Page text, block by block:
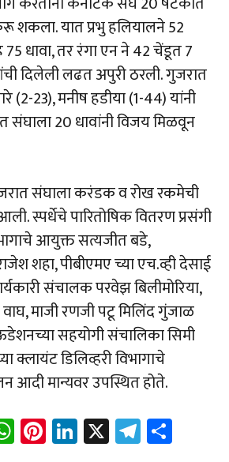
शकला. यात प्रभु हलियालने 52
धावा, तर रंगा एन ने 42 चेंडूत 7
दिलेली लढत अपुरी ठरली. गुजरात
(2-23), मनीष हडीया (1-44) यांनी
20 धावांनी विजय मिळवून
संघाला करंडक व रोख रकमेची
स्पर्धेचे पारितोषिक वितरण प्रसंगी
आयुक्त सत्यजीत बडे,
शहा, पीबीएमए च्या एच.व्ही देसाई
संचालक परवेझ बिलीमोरिया,
माजी रणजी पटू मिलिंद गुंजाळ
सहयोगी संचालिका सिमी
डिलिव्हरी विभागाचे
मान्यवर उपस्थित होते.
W Pi Li X Te